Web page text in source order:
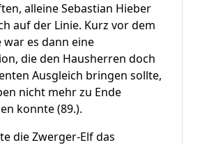
alleine Sebastian Hieber
auf der Linie. Kurz vor dem
war es dann eine
die den Hausherren doch
Ausgleich bringen sollte,
nicht mehr zu Ende
konnte (89.).
die Zwerger-Elf das